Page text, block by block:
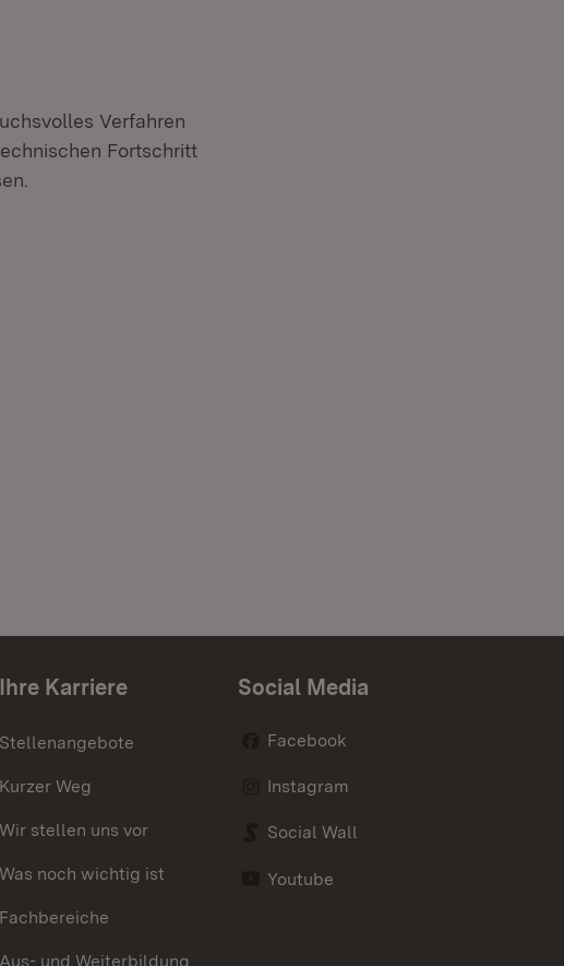
Verfahren
Fortschritt
Ihre Karriere
Stellenangebote
Kurzer Weg
Wir stellen uns vor
Was noch wichtig ist
Fachbereiche
Aus- und Weiterbildung
Social Media
Facebook
Instagram
Social Wall
Youtube